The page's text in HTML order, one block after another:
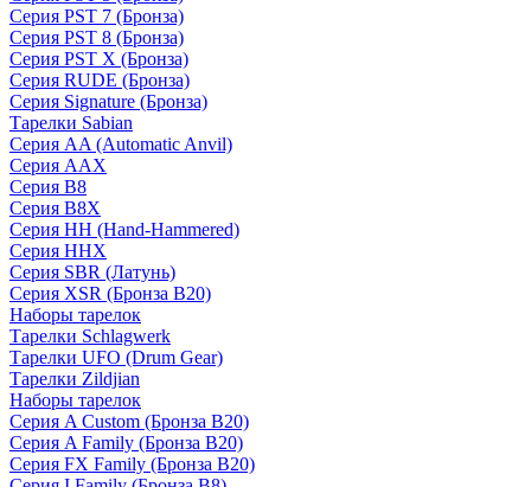
Серия PST 7 (Бронза)
Серия PST 8 (Бронза)
Серия PST X (Бронза)
Серия RUDE (Бронза)
Серия Signature (Бронза)
Тарелки Sabian
Серия AA (Automatic Anvil)
Серия AAX
Серия B8
Серия B8X
Серия HH (Hand-Hammered)
Серия HHX
Серия SBR (Латунь)
Серия XSR (Бронза B20)
Наборы тарелок
Тарелки Schlagwerk
Тарелки UFO (Drum Gear)
Тарелки Zildjian
Наборы тарелок
Серия A Custom (Бронза B20)
Серия A Family (Бронза B20)
Серия FX Family (Бронза B20)